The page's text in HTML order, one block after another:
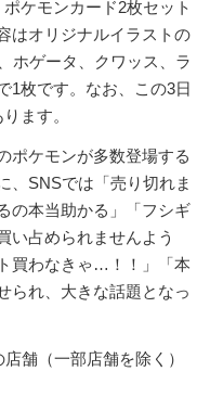
ケモンカード2枚セット
はオリジナルイラストの
ホゲータ、クワッス、ラ
1枚です。なお、この3日
ます。
ポケモンが多数登場する
、SNSでは「売り切れま
の本当助かる」「フシギ
い占められませんよう
買わなきゃ…！！」「本
れ、大きな話題となっ
舗（一部店舗を除く）